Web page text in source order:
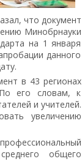
что документ
Минобрнауки
на 1 января
данного
в 43 регионах
По его словам, к
и учителей.
увеличению
общего